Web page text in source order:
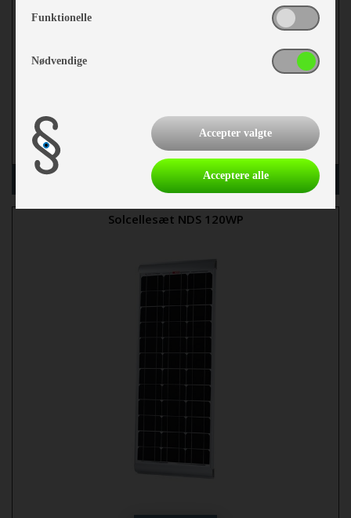
mere
læg i kurv
Solcellesæt NDS 120WP
Funktionelle
Nødvendige
Accepter valgte
Acceptere alle